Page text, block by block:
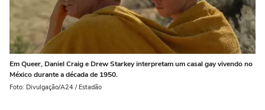
Em Queer, Daniel Craig e Drew Starkey interpretam um casal gay vivendo no
México durante a década de 1950.
Foto: Divulgação/A24 / Estadão